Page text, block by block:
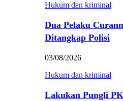
Hukum dan kriminal
Dua Pelaku
Ditangkap Polisi
03/08/2026
Hukum dan kriminal
Lakukan Pungli